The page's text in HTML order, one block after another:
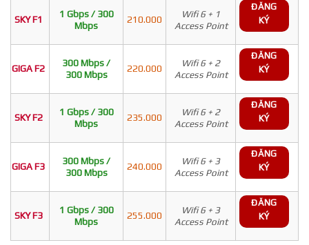
SKY F1
1 Gbps / 300
Mbps
210.000
Wifi 6 + 1
Access Point
ĐĂNG
KÝ
GIGA F2
300 Mbps /
300 Mbps
220.000
Wifi 6 + 2
Access Point
ĐĂNG
KÝ
SKY F2
1 Gbps / 300
Mbps
235.000
Wifi 6 + 2
Access Point
ĐĂNG
KÝ
GIGA F3
300 Mbps /
300 Mbps
240.000
Wifi 6 + 3
Access Point
ĐĂNG
KÝ
SKY F3
1 Gbps / 300
Mbps
255.000
Wifi 6 + 3
Access Point
ĐĂNG
KÝ